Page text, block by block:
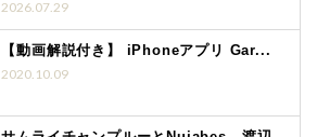
2026.07.29
【動画解説付き】 iPhoneアプリ Gar...
2020.10.09